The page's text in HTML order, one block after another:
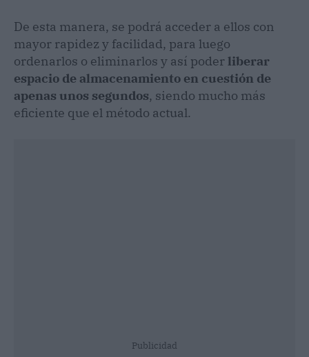
De esta manera, se podrá acceder a ellos con
mayor rapidez y facilidad, para luego
ordenarlos o eliminarlos y así poderliberar
espacio de almacenamiento en cuestión de
apenas unos segundos, siendo mucho más
eficiente que el método actual.
Publicidad